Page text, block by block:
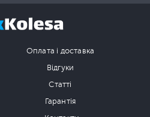
Оплата і доставка
Відгуки
Статті
Гарантія